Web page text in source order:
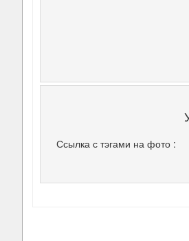
Ссылка с тэгами на фото :